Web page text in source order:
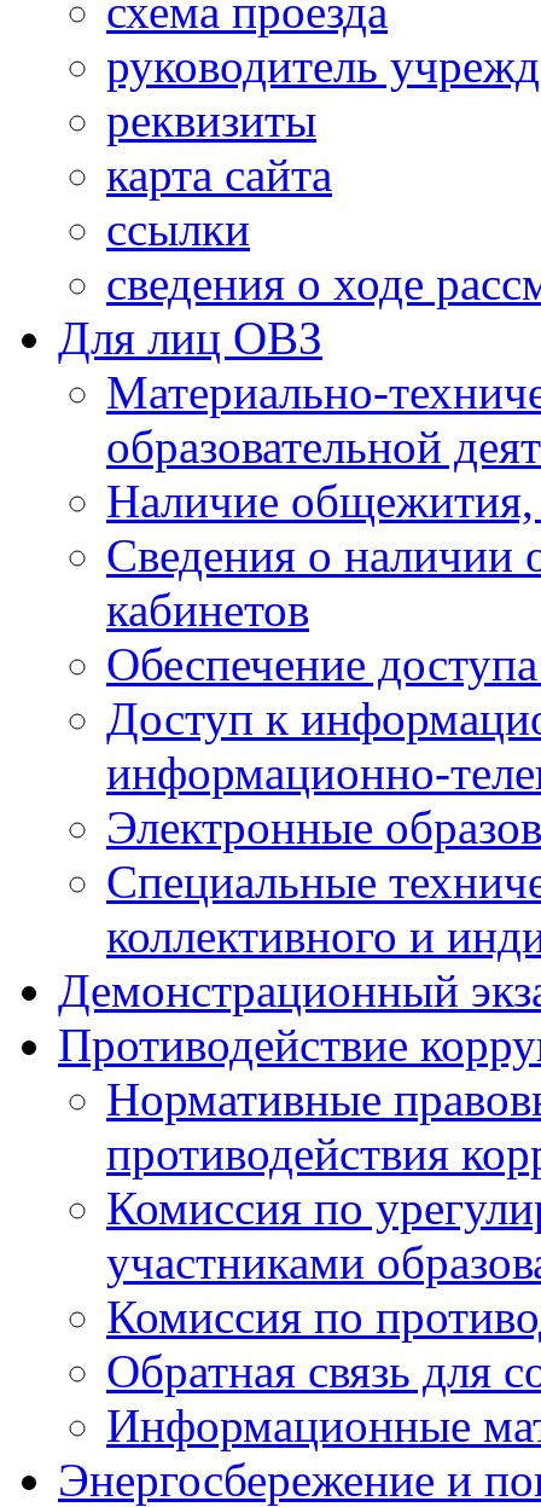
схема проезда
руководитель
реквизиты
карта сайта
ссылки
сведения о ходе
Для лиц ОВЗ
Материально-
образовательной
Наличие общежития,
Сведения о наличии
кабинетов
Обеспечение
Доступ к
информационно-
Электронные
Специальные
коллективного и
Демонстрационный
Противодействие
Нормативные
противодействия
Комиссия по
участниками
Комиссия по
Обратная связь для
Информационные
Энергосбережение и